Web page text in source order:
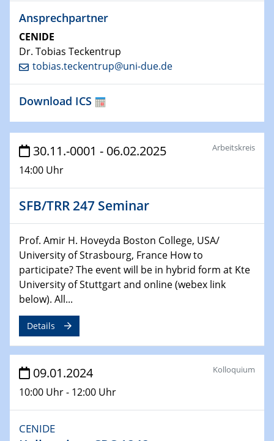
23.01.2024
Kolloquium CRC 1242
Bewerbungsvorrtag Besetzung W3-Professur
Technische Chemie – Technisch-Makromolekulare
Chemie für die Wasserforschung
29.01.2024
Bewerbungsvorrtag Besetzung W3-Professur
Technische Chemie – Technisch-Makromolekulare
Chemie für die Wasserforschung
29.01.2024
Bewerbungsvorrtag Besetzung W3-Professur
Technische Chemie – Technisch-Makromolekulare
Chemie für die Wasserforschung
29.01.2024
Bewerbungsvorrtag Besetzung W3-Professur
Technische Chemie – Technisch-Makromolekulare
Chemie für die Wasserforschung
WIN & CENIDE Seminar Series on 2D-
MATURE
ICAN Nutzertreffen
Ansprechpartner
CENIDE
Dr. Tobias Teckentrup
tobias.teckentrup@uni-due.de
Download ICS
30.11.-0001 - 06.02.2025
14:00 Uhr
Arbeitskreis
SFB/TRR 247 Seminar
Prof. Amir H. Hoveyda Boston College, USA/
University of Strasbourg, France How to
participate? The event will be in hybrid form at Kte
University of Stuttgart and online (webex link
below). All...
Details
09.01.2024
10:00 Uhr - 12:00 Uhr
Kolloquium
CENIDE